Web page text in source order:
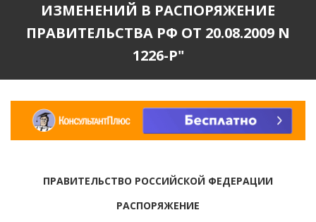
ИЗМЕНЕНИЙ В РАСПОРЯЖЕНИЕ
ПРАВИТЕЛЬСТВА РФ ОТ 20.08.2009 N
1226-Р"
ПРАВИТЕЛЬСТВО РОССИЙСКОЙ ФЕДЕРАЦИИ
РАСПОРЯЖЕНИЕ